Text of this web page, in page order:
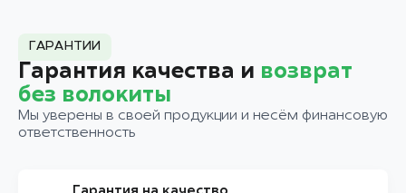
ГАРАНТИИ
Гарантия качества и возврат
без волокиты
Мы уверены в своей продукции и несём финансовую
ответственность